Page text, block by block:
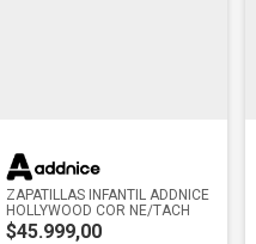
ZAPATILLAS INFANTIL ADDNICE
HOLLYWOOD COR NE/TACH
$45.999,00